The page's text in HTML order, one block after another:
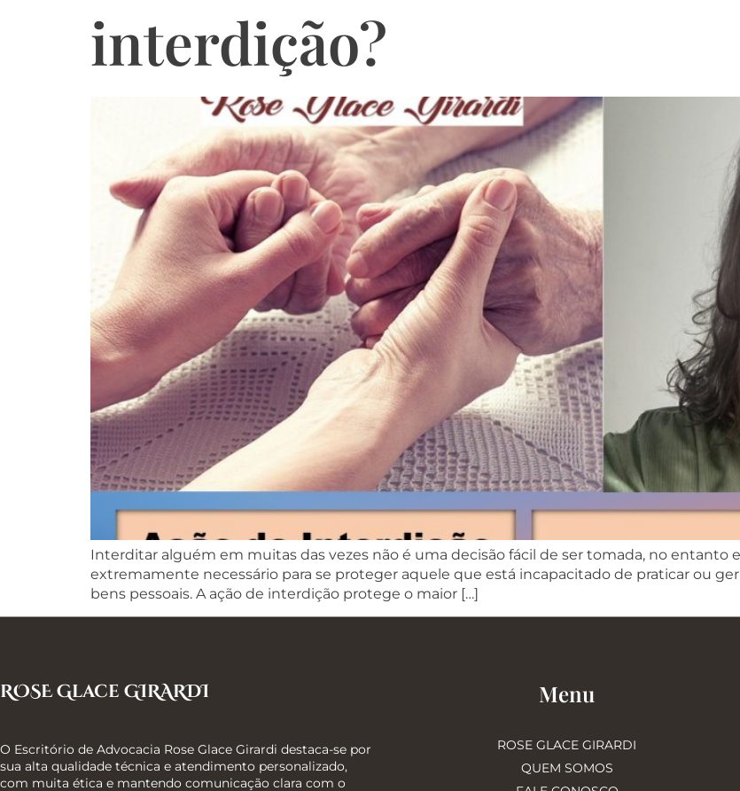
interdição?
Interditar alguém em muitas das vezes não é uma decisão fácil de ser tomada, no
extremamente necessário para se proteger aquele que está incapacitado de praticar ou
bens pessoais. A ação de interdição protege o maior […]
ROSE Glace GIRARDI
O Escritório de Advocacia Rose Glace Girardi destaca-se por
sua alta qualidade técnica e atendimento personalizado,
com muita ética e mantendo comunicação clara com o
Menu
ROSE GLACE GIRARDI
QUEM SOMOS